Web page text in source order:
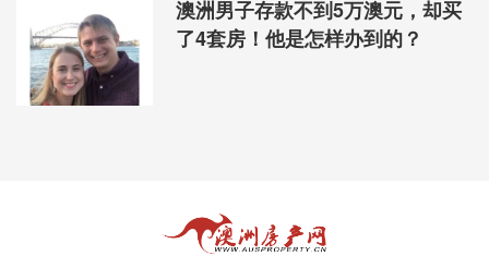
澳洲男子存款不到5万澳元，却买
了4套房！他是怎样办到的？